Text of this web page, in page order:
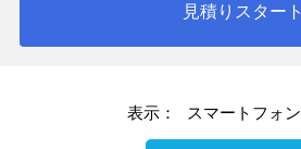
見積りスタート
表示： スマートフォン